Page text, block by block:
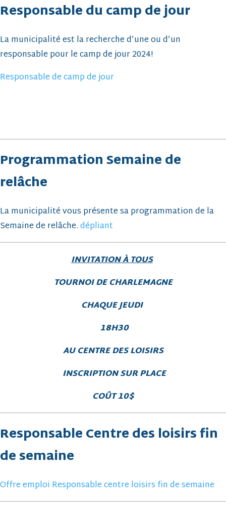
Responsable du camp de jour
La municipalité est la recherche d’une ou d’un
responsable pour le camp de jour 2024!
Responsable de camp de jour
Programmation Semaine de
relâche
La municipalité vous présente sa programmation de la
Semaine de relâche.dépliant
INVITATION À TOUS
TOURNOI DE CHARLEMAGNE
CHAQUE JEUDI
18H30
AU CENTRE DES LOISIRS
INSCRIPTION SUR PLACE
COÛT 10$
Responsable Centre des loisirs fin
de semaine
Offre emploi Responsable centre loisirs fin de semaine